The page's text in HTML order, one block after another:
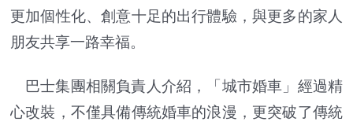
更加個性化、創意十足的出行體驗，與更多的家人
朋友共享一路幸福。
巴士集團相關負責人介紹，「城市婚車」經過精
心改裝，不僅具備傳統婚車的浪漫，更突破了傳統